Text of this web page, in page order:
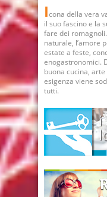
Icona della vera
il suo fascino e la
fare dei
naturale, l’amore
estate a feste,
enogastronomici.
buona cucina,
esigenza viene
tutti.